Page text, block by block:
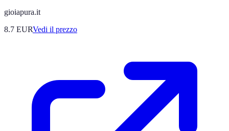
gioiapura.it
8.7 EURVedi il prezzo